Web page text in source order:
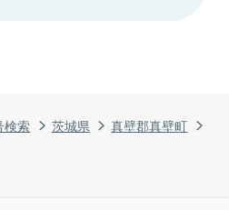
検索 茨城県
真壁郡真壁町